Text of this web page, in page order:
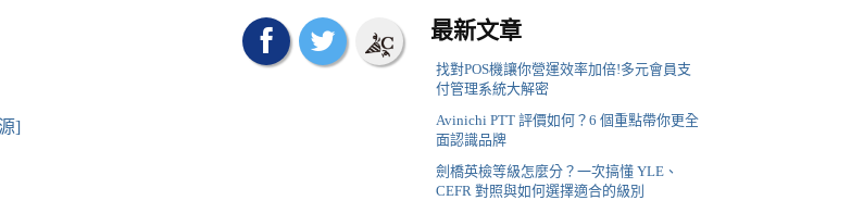
]
最新文章
找對POS機讓你營運效率加倍!多元會員支
付管理系統大解密
Avinichi PTT 評價如何？6 個重點帶你更全
面認識品牌
劍橋英檢等級怎麼分？一次搞懂 YLE、
CEFR 對照與如何選擇適合的級別